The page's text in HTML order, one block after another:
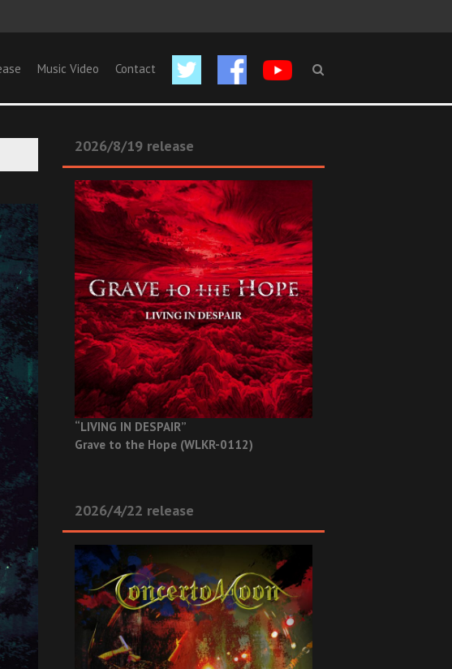
Music Video Contact
2026/8/19 release
“LIVING IN DESPAIR”
Grave to the Hope (WLKR-0112)
2026/4/22 release